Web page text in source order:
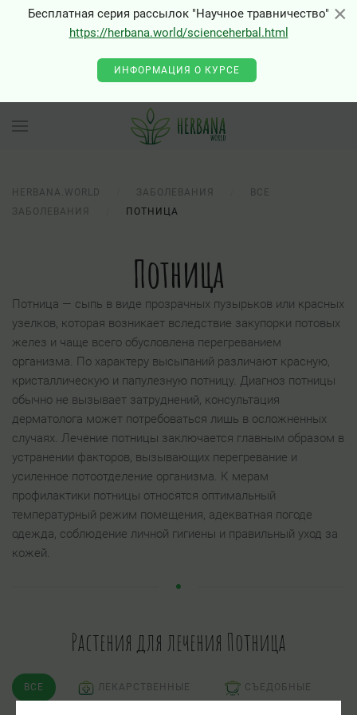
×
Бесплатная серия рассылок "Научное травничество"
https://herbana.world/scienceherbal.html
ИНФОРМАЦИЯ О КУРСЕ
HERBANA.WORLD ЗАБОЛЕВАНИЯ
ВСЕ
ЗАБОЛЕВАНИЯ
ПОТНИЦА
Потница
Потница — сыпь в виде прозрачных пузырьков или красных
узелков, которая возникает вследствие закупорки потовых
желез и чаще всего обусловлена перегреванием
организма. По характеру высыпаний различают красную,
кристаллическую и папулезную потницу. Диагноз потницы
обычно не вызывает затруднений, консультация
дерматолога может потребоваться лишь в осложненных
случаях. Лечение потницы заключается главным образом в
устранении факторов, вызывающих перегревание и
усиленное потоотделение организма. К мерам
профилактики потницы относятся оптимальный
температурный режим помещения, адекватная погоде
одежда, соблюдение личной гигиены и правильный уход за
кожей.
Растения для лечения Потница
ВСЕ ЛЕКАРСТВЕННЫЕ СЪЕДОБНЫЕ
×
0 - Class "Joomla\Input\Json" not found